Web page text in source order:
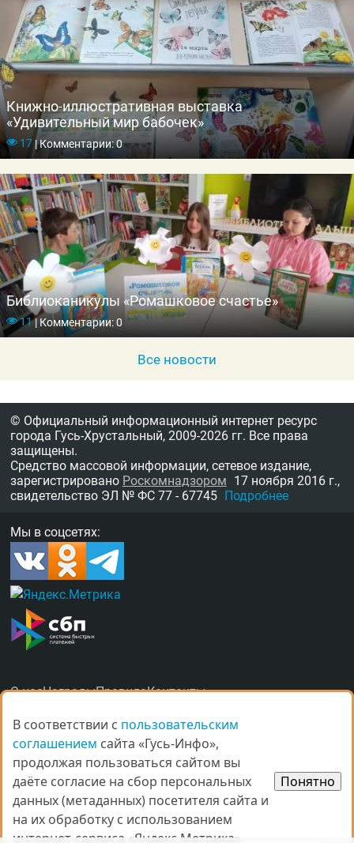
Книжно-иллюстративная выставка
«Удивительный мир бабочек»
17|Комментарии: 0
Библиоканикулы «Ромашковое счастье»
11|Комментарии: 0
Все новости
© Официальный информационный интернет ресурс
города Гусь-Хрустальный, 2009-2026 гг. Все права
защищены.
Средство массовой информации, сетевое издание,
зарегистрировано Роскомнадзором 17 ноября 2016 г.,
свидетельство ЭЛ № ФС 77 - 67745 Подробнее
Мы в соцсетях:
О насНаградыПравилаКонтакты
© Все права защищены.
При копировании материалов ссыл­ка наgus-info.ru
В соответствии с пользовательским
соглашением сайта «Гусь-Инфо»,
продолжая пользоваться сайтом вы
даёте согласие на сбор персональных
данных (метаданных) посетителя сайта и
на их обработку с использованием
интернет-сервиса «Яндекс.Метрика».
Понятно
В соответствии с пользовательским
соглашением сайта «Гусь-Инфо»,
продолжая пользоваться сайтом вы
даёте согласие на сбор персональных
данных (метаданных) посетителя сайта и
на их обработку с использованием
интернет-сервиса «Яндекс.Метрика».
Понятно